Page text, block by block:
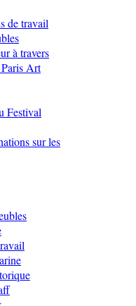
de travail
à travers
Art
Festival
sur les